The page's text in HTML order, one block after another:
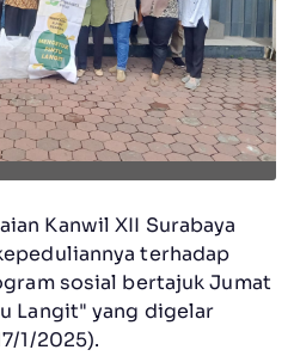
Kanwil XII Surabaya
terhadap
sosial bertajuk Jumat
Langit" yang digelar
1/2025).